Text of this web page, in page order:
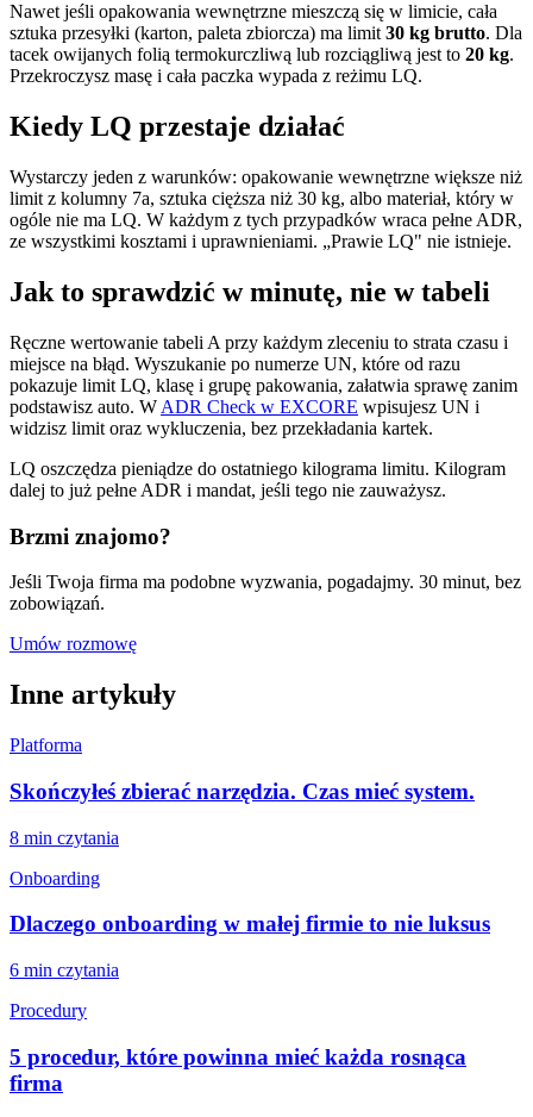
Nawet jeśli opakowania wewnętrzne mieszczą się w limicie, cała
sztuka przesyłki (karton, paleta zbiorcza) ma limit 30 kg brutto. Dla
tacek owijanych folią termokurczliwą lub rozciągliwą jest to 20 kg.
Przekroczysz masę i cała paczka wypada z reżimu LQ.
Kiedy LQ przestaje działać
Wystarczy jeden z warunków: opakowanie wewnętrzne większe niż
limit z kolumny 7a, sztuka cięższa niż 30 kg, albo materiał, który w
ogóle nie ma LQ. W każdym z tych przypadków wraca pełne ADR,
ze wszystkimi kosztami i uprawnieniami. „Prawie LQ" nie istnieje.
Jak to sprawdzić w minutę, nie w tabeli
Ręczne wertowanie tabeli A przy każdym zleceniu to strata czasu i
miejsce na błąd. Wyszukanie po numerze UN, które od razu
pokazuje limit LQ, klasę i grupę pakowania, załatwia sprawę zanim
podstawisz auto. W ADR Check w EXCORE wpisujesz UN i
widzisz limit oraz wykluczenia, bez przekładania kartek.
LQ oszczędza pieniądze do ostatniego kilograma limitu. Kilogram
dalej to już pełne ADR i mandat, jeśli tego nie zauważysz.
Brzmi znajomo?
Jeśli Twoja firma ma podobne wyzwania, pogadajmy. 30 minut, bez
zobowiązań.
Umów rozmowę
Inne artykuły
Platforma
Skończyłeś zbierać narzędzia. Czas mieć system.
8 min czytania
Onboarding
Dlaczego onboarding w małej firmie to nie luksus
6 min czytania
Procedury
5 procedur, które powinna mieć każda rosnąca
firma